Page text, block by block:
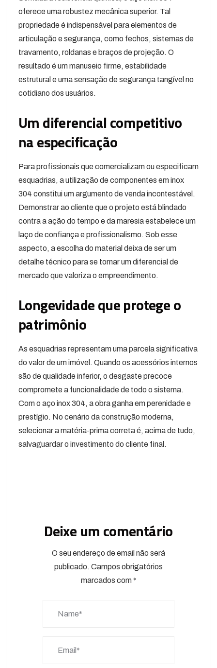
oferece uma robustez mecânica superior. Tal
propriedade é indispensável para elementos de
articulação e segurança, como fechos, sistemas de
travamento, roldanas e braços de projeção. O
resultado é um manuseio firme, estabilidade
estrutural e uma sensação de segurança tangível no
cotidiano dos usuários.
Um diferencial competitivo
na especificação
Para profissionais que comercializam ou especificam
esquadrias, a utilização de componentes em inox
304 constitui um argumento de venda incontestável.
Demonstrar ao cliente que o projeto está blindado
contra a ação do tempo e da maresia estabelece um
laço de confiança e profissionalismo. Sob esse
aspecto, a escolha do material deixa de ser um
detalhe técnico para se tornar um diferencial de
mercado que valoriza o empreendimento.
Longevidade que protege o
patrimônio
As esquadrias representam uma parcela significativa
do valor de um imóvel. Quando os acessórios internos
são de qualidade inferior, o desgaste precoce
compromete a funcionalidade de todo o sistema.
Com o aço inox 304, a obra ganha em perenidade e
prestígio. No cenário da construção moderna,
selecionar a matéria-prima correta é, acima de tudo,
salvaguardar o investimento do cliente final.
Deixe um comentário
O seu endereço de email não será
publicado. Campos obrigatórios
marcados com *